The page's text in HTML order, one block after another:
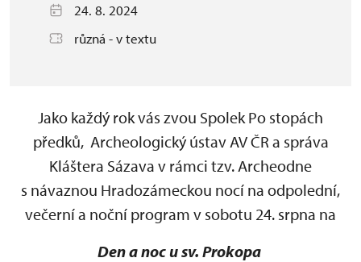
24. 8. 2024
různá - v textu
Jako každý rok vás zvou Spolek Po stopách
předků, Archeologický ústav AV ČR a správa
Kláštera Sázava v rámci tzv. Archeodne
s návaznou Hradozámeckou nocí na odpolední,
večerní a noční program v sobotu 24. srpna na
Den a noc u sv. Prokopa